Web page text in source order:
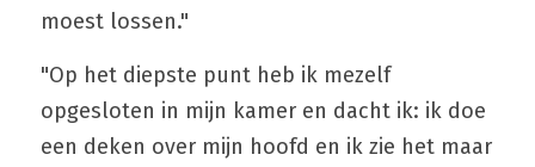
moest lossen."
"Op het diepste punt heb ik mezelf
opgesloten in mijn kamer en dacht ik: ik doe
een deken over mijn hoofd en ik zie het maar